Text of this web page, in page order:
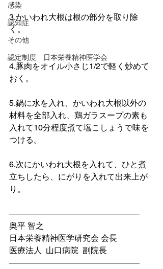
感染
認知症
その他
認定制度 日本栄養精神医学会
3.かいわれ大根は根の部分を取り除
く。
4.豚肉をオイル小さじ1/2で軽く炒めて
おく。
5.鍋に水を入れ、かいわれ大根以外の
材料を全部入れ、鶏ガラスープの素も
入れて10分程度煮て塩こしょうで味を
つける。
6.次にかいわれ大根を入れて、ひと煮
立ちしたら、にがりを入れて出来上が
り。
————————————————
奥平 智之
日本栄養精神医学研究会 会長
医療法人  山口病院  副院長
————————————————